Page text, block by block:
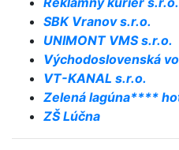
SBK Vranov s.r.o.
UNIMONT VMS s.r.o.
Východoslovenská
VT-KANAL s.r.o.
Zelená lagúna****
ZŠ Lúčna